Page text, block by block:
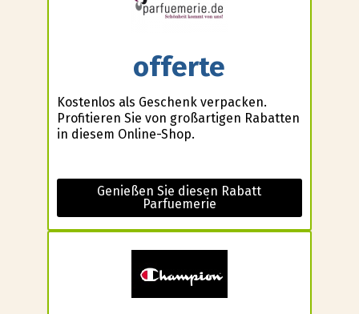
offerte
Kostenlos als Geschenk verpacken.
Profitieren Sie von großartigen Rabatten
in diesem Online-Shop.
Genießen Sie diesen Rabatt
Parfuemerie